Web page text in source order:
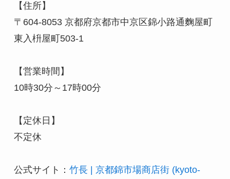
【住所】
〒604-8053 京都府京都市中京区錦小路通麴屋町
東入枡屋町503-1
【営業時間】
10時30分～17時00分
【定休日】
不定休
公式サイト： 竹長 | 京都錦市場商店街 (kyoto-